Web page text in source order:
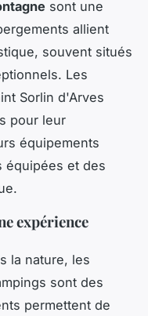
sont une
allient
souvent situés
Les
Sorlin d'Arves
pour leur
équipements
équipées et des
expérience
la nature, les
sont des
permettent de